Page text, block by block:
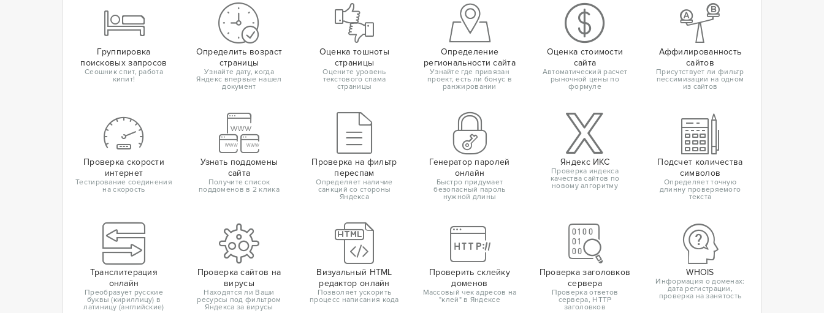
Группировка
поисковых запросов
Сеошник спит, работа
кипит!
Определить возраст
страницы
Узнайте дату, когда
Яндекс впервые нашел
документ
Оценка тошноты
страницы
Оцените уровень
текстового спама
страницы
Определение
региональности сайта
Узнайте где привязан
проект, есть ли бонус в
ранжировании
Оценка стоимости
сайта
Автоматический расчет
рыночной цены по
формуле
Аффилированность
сайтов
Присутствует ли фильтр
пессимизации на одном
из сайтов
Проверка скорости
интернет
Тестирование соединения
на скорость
Узнать поддомены
сайта
Получите список
поддоменов в 2 клика
Проверка на фильтр
переспам
Определяет наличие
санкций со стороны
Яндекса
Генератор паролей
онлайн
Быстро придумает
безопасный пароль
нужной длины
Яндекс ИКС
Проверка индекса
качества сайтов по
новому алгоритму
Подсчет количества
символов
Определяет точную
длинну проверяемого
текста
Транслитерация
онлайн
Преобразует русские
буквы (кириллицу) в
латиницу (английские)
Проверка сайтов на
вирусы
Находятся ли Ваши
ресурсы под фильтром
Яндекса за вирусы
Визуальный HTML
редактор онлайн
Позволяет ускорить
процесс написания кода
Проверить склейку
доменов
Массовый чек адресов на
"клей" в Яндексе
Проверка заголовков
сервера
Проверка ответов
сервера, HTTP
заголовков
WHOIS
Информация о доменах:
дата регистрации,
проверка на занятость